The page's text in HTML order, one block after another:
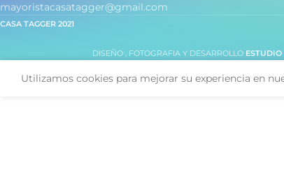
mayoristacasatagger@gmail.com
CASA TAGGER 2021
DISEÑO , FOTOGRAFIA Y DESARROLLO
Utilizamos cookies para mejorar su experiencia en